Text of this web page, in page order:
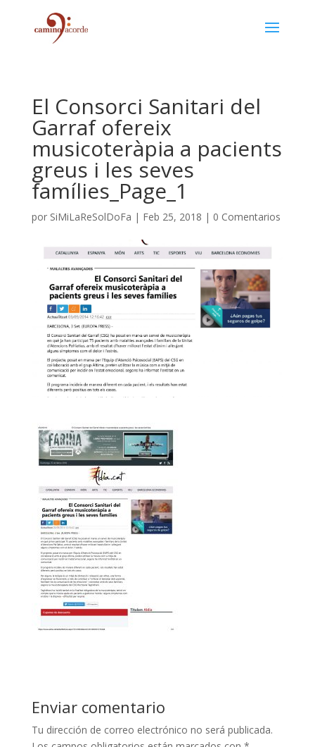
El Consorci Sanitari del
Garraf ofereix
musicoteràpia a pacients
greus i les seves
famílies_Page_1
por SiMiLaReSolDoFa | Feb 25, 2018 | 0 Comentarios
Enviar comentario
Tu dirección de correo electrónico no será publicada.